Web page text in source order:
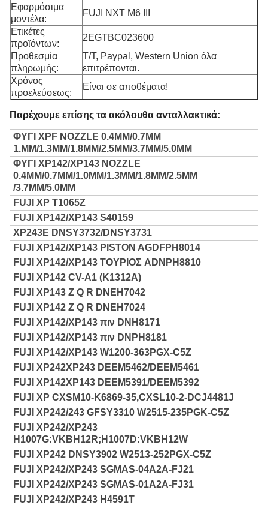
Εφαρμόσιμα
μοντέλα:
FUJI NXT M6 III
Ετικέτες
προϊόντων:
2EGTBC023600
Προθεσμία
πληρωμής:
T/T, Paypal, Western Union όλα
επιτρέπονται.
Χρόνος
προελεύσεως:
Είναι σε αποθέματα!
Παρέχουμε επίσης τα ακόλουθα ανταλλακτικά:
ΦΥΓΙ XPF NOZZLE 0.4MM/0.7MM
1.MM/1.3MM/1.8MM/2.5MM/3.7MM/5.0MM
ΦΥΓΙ XP142/XP143 NOZZLE
0.4MM/0.7MM/1.0MM/1.3MM/1.8MM/2.5MM
/3.7MM/5.0MM
FUJI XP T1065Z
FUJI XP142/XP143 S40159
XP243E DNSY3732/DNSY3731
FUJI XP142/XP143 PISTON AGDFPH8014
FUJI XP142/XP143 ΤΟΥΡΙΟΣ ADNPH8810
FUJI XP142 CV-A1 (K1312A)
FUJI XP143 Z Q R DNEH7042
FUJI XP142 Z Q R DNEH7024
FUJI XP142/XP143 πιν DNH8171
FUJI XP142/XP143 πιν DNPH8181
FUJI XP142/XP143 W1200-363PGX-C5Z
FUJI XP242XP243 DEEM5462/DEEM5461
FUJI XP142XP143 DEEM5391/DEEM5392
FUJI XP CXSM10-K6869-35,CXSL10-2-DCJ4481J
FUJI XP242/243 GFSY3310 W2515-235PGK-C5Z
FUJI XP242/XP243
H1007G:VKBH12R;H1007D:VKBH12W
FUJI XP242 DNSY3902 W2513-252PGX-C5Z
FUJI XP242/XP243 SGMAS-04A2A-FJ21
FUJI XP242/XP243 SGMAS-01A2A-FJ31
FUJI XP242/XP243 H4591T